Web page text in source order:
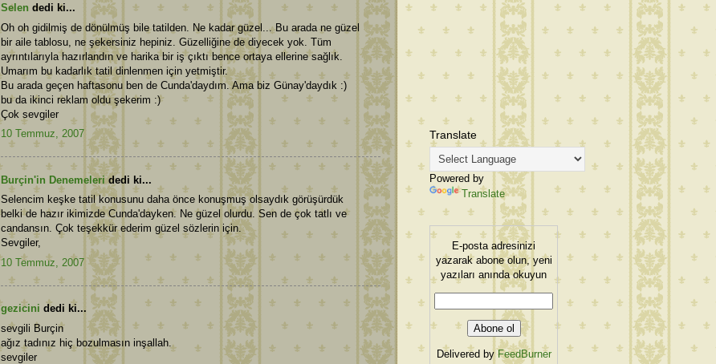
Selen dedi ki...
Oh oh gidilmiş de dönülmüş bile tatilden. Ne kadar güzel... Bu arada ne güzel
bir aile tablosu, ne şekersiniz hepiniz. Güzelliğine de diyecek yok. Tüm
ayrıntılarıyla hazırlandın ve harika bir iş çıktı bence ortaya ellerine sağlık.
Umarım bu kadarlık tatil dinlenmen için yetmiştir.
Bu arada geçen haftasonu ben de Cunda'daydım. Ama biz Günay'daydık :)
bu da ikinci reklam oldu şekerim :)
Çok sevgiler
10 Temmuz, 2007
Burçin'in Denemeleridedi ki...
Selencim keşke tatil konusunu daha önce konuşmuş olsaydık görüşürdük
belki de hazır ikimizde Cunda'dayken. Ne güzel olurdu. Sen de çok tatlı ve
candansın. Çok teşekkür ederim güzel sözlerin için.
Sevgiler,
10 Temmuz, 2007
gezicini dedi ki...
sevgili Burçin
ağız tadınız hiç bozulmasın inşallah.
sevgiler
Translate
Powered by
Translate
E-posta adresinizi
yazarak abone olun, yeni
yazıları anında okuyun
Delivered byFeedBurner